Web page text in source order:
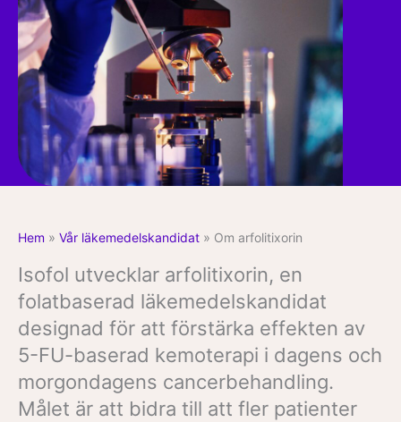
Hem » Vår läkemedelskandidat » Om arfolitixorin
Isofol utvecklar arfolitixorin, en
folatbaserad läkemedelskandidat
designad för att förstärka effekten av
5-FU-baserad kemoterapi i dagens och
morgondagens cancerbehandling.
Målet är att bidra till att fler patienter